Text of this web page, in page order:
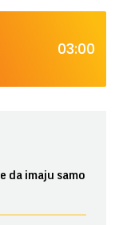
03:00
da imaju samo